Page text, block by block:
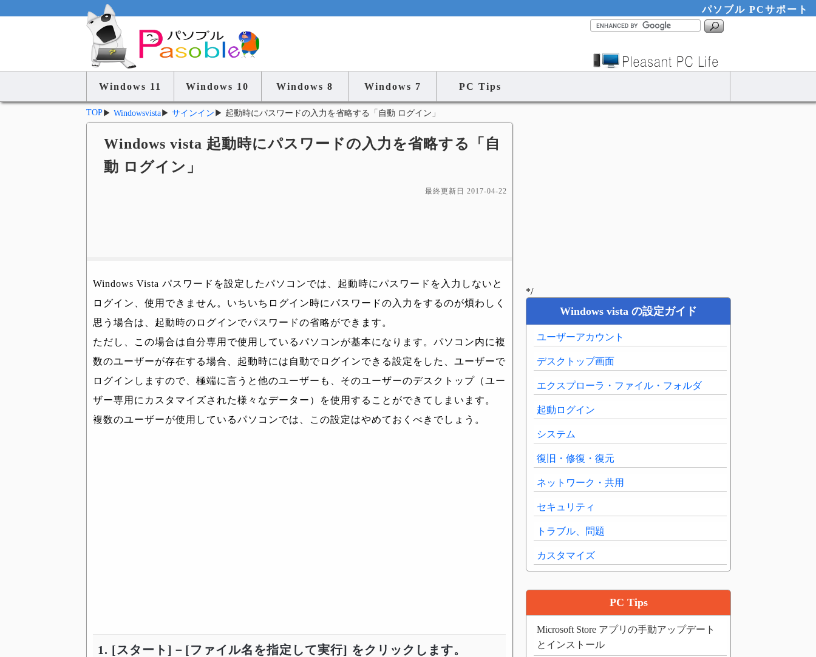
パソブル PCサポート
Windows 11 Windows 10 Windows 8 Windows 7 PC Tips
TOP ▶ Windowsvista ▶ サインイン ▶ 起動時にパスワードの入力を省略する「自動 ログイン」
Windows vista 起動時にパスワードの入力を省略する「自
動 ログイン」
最終更新日 2017-04-22
Windows Vista パスワードを設定したパソコンでは、起動時にパスワードを入力しないと
ログイン、使用できません。いちいちログイン時にパスワードの入力をするのが煩わしく
思う場合は、起動時のログインでパスワードの省略ができます。
ただし、この場合は自分専用で使用しているパソコンが基本になります。パソコン内に複
数のユーザーが存在する場合、起動時には自動でログインできる設定をした、ユーザーで
ログインしますので、極端に言うと他のユーザーも、そのユーザーのデスクトップ（ユー
ザー専用にカスタマイズされた様々なデーター）を使用することができてしまいます。
複数のユーザーが使用しているパソコンでは、この設定はやめておくべきでしょう。
1. [スタート]－[ファイル名を指定して実行] をクリックします。
*/
Windows vista の設定ガイド
ユーザーアカウント
デスクトップ画面
エクスプローラ・ファイル・フォルダ
起動ログイン
システム
復旧・修復・復元
ネットワーク・共用
セキュリティ
トラブル、問題
カスタマイズ
PC Tips
Microsoft Store アプリの手動アップデート
とインストール